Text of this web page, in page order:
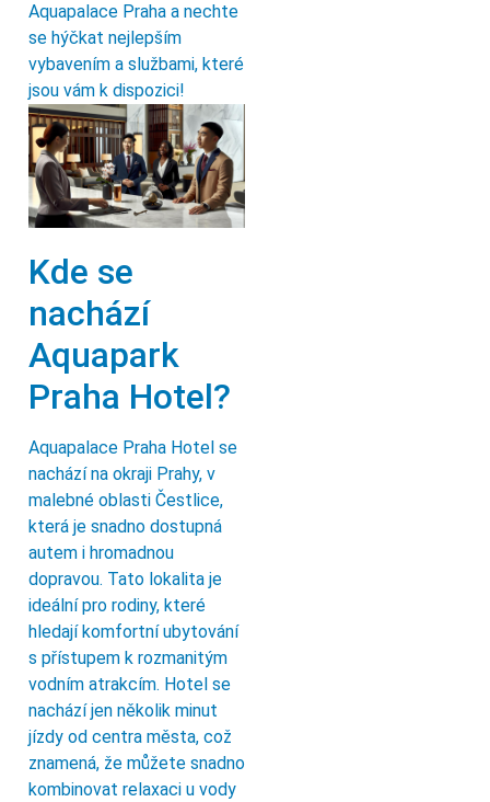
Aquapalace Praha a nechte
se hýčkat nejlepším
vybavením a službami, které
jsou vám k dispozici!
Kde se
nachází
Aquapark
Praha Hotel?
Aquapalace Praha Hotel se
nachází na okraji Prahy, v
malebné oblasti Čestlice,
která je snadno dostupná
autem i hromadnou
dopravou. Tato lokalita je
ideální pro rodiny, které
hledají komfortní ubytování
s přístupem k rozmanitým
vodním atrakcím. Hotel se
nachází jen několik minut
jízdy od centra města, což
znamená, že můžete snadno
kombinovat relaxaci u vody